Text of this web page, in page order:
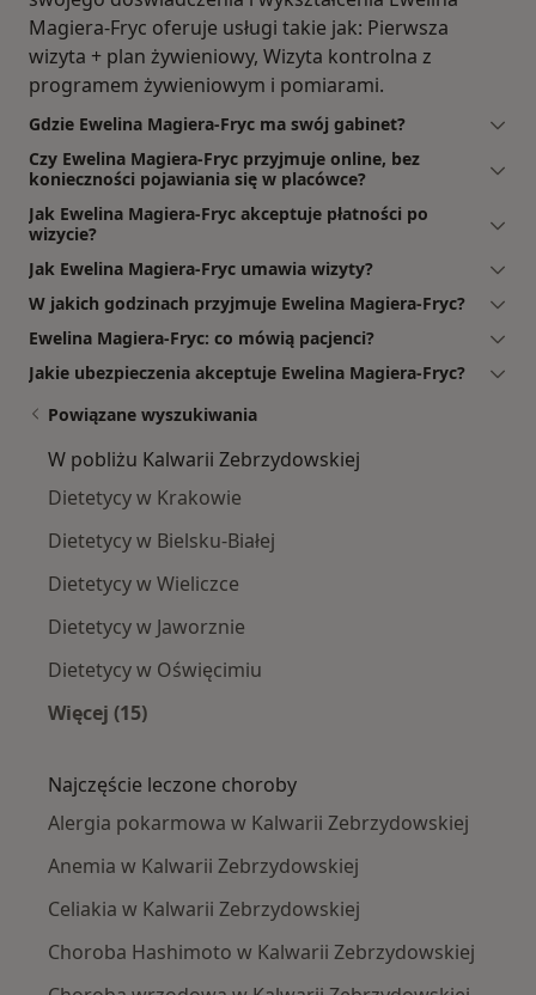
Magiera-Fryc oferuje usługi takie jak: Pierwsza
wizyta + plan żywieniowy, Wizyta kontrolna z
programem żywieniowym i pomiarami.
Gdzie Ewelina Magiera-Fryc ma swój gabinet?
Czy Ewelina Magiera-Fryc przyjmuje online, bez
konieczności pojawiania się w placówce?
Jak Ewelina Magiera-Fryc akceptuje płatności po
wizycie?
Jak Ewelina Magiera-Fryc umawia wizyty?
W jakich godzinach przyjmuje Ewelina Magiera-Fryc?
Ewelina Magiera-Fryc: co mówią pacjenci?
Jakie ubezpieczenia akceptuje Ewelina Magiera-Fryc?
Powiązane wyszukiwania
W pobliżu Kalwarii Zebrzydowskiej
Dietetycy w Krakowie
Dietetycy w Bielsku-Białej
Dietetycy w Wieliczce
Dietetycy w Jaworznie
Dietetycy w Oświęcimiu
Więcej (15)
Najczęście leczone choroby
Alergia pokarmowa w Kalwarii Zebrzydowskiej
Anemia w Kalwarii Zebrzydowskiej
Celiakia w Kalwarii Zebrzydowskiej
Choroba Hashimoto w Kalwarii Zebrzydowskiej